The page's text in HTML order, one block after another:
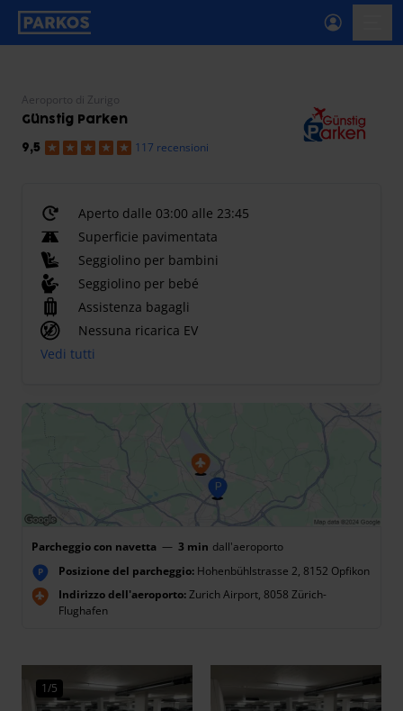
etichetta-navigazione-principale
Aeroporto di Zurigo
Günstig Parken
9,5 117 recensioni
Aperto dalle 03:00 alle 23:45
Superficie pavimentata
Seggiolino per bambini
Seggiolino per bebé
Assistenza bagagli
Nessuna ricarica EV
Vedi tutti
Parcheggio con navetta — 3 min dall'aeroporto
P Posizione del parcheggio: Hohenbühlstrasse 2, 8152 Opfikon
Indirizzo dell'aeroporto:Zurich Airport, 8058 Zürich-
Flughafen
1/5